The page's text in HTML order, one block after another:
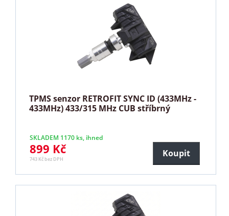
TPMS senzor RETROFIT SYNC ID (433MHz -
433MHz) 433/315 MHz CUB stříbrný
SKLADEM 1170 ks, ihned
899 Kč
743 Kč bez DPH
Koupit